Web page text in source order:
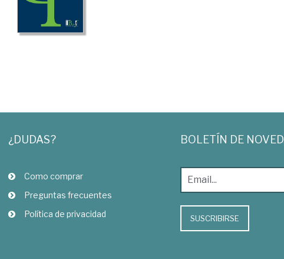
¿DUDAS?
Como comprar
Preguntas frecuentes
Política de privacidad
BOLETÍN DE
SUSCRIBIRSE